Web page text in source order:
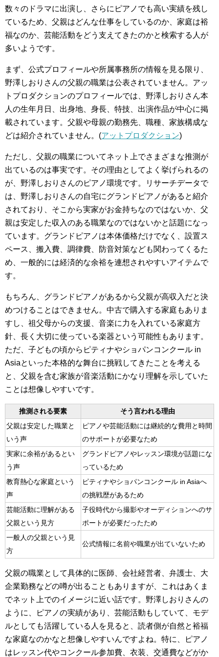
数々のドラマに出演し、さらにピアノでも高い実績を残し
ているため、父親はどんな仕事をしているのか、家庭は裕
福なのか、芸能活動をどう支えてきたのかと検索する人が
多いようです。
まず、公式プロフィールや所属事務所の情報を見る限り、
野澤しおりさんの父親の職業は公表されていません。アッ
トプロダクションのプロフィールでは、野澤しおりさん本
人の生年月日、出身地、身長、特技、出演作品が中心に掲
載されています。父親や母親の勤務先、職種、家族構成な
どは紹介されていません。(アットプロダクション)
ただし、父親の職業についてネット上でさまざまな推測が
出ているのは事実です。その理由としてよく挙げられるの
が、野澤しおりさんのピアノ環境です。リサーチデータで
は、野澤しおりさんの自宅にグランドピアノがあると紹介
されており、そこから実家がお金持ちなのではないか、父
親は安定した収入のある職業なのではないかと話題になっ
ています。グランドピアノは本体価格だけでなく、設置ス
ペース、搬入費、調律費、防音対策なども関わってくるた
め、一般的には経済的な余裕を連想されやすいアイテムで
す。
もちろん、グランドピアノがあるから父親が高収入だと決
めつけることはできません。中古で購入する家庭もありま
すし、祖父母からの支援、音楽に力を入れている家庭方
針、長く大切に使っている楽器という可能性もあります。
ただ、子どもの頃からピティナやショパンコンクール in
Asiaといった本格的な舞台に挑戦してきたことを考える
と、父親を含む家族が音楽活動にかなり理解を示していた
ことは想像しやすいです。
推測される要素
そう言われる理由
父親は安定した職業と
いう声
ピアノや芸能活動には継続的な費用と時間
のサポートが必要なため
実家に余裕があるとい
う声
グランドピアノやレッスン環境が話題にな
っているため
教育熱心な家庭という
声
ピティナやショパンコンクール in Asiaへ
の挑戦歴があるため
芸能活動に理解がある
父親という見方
子役時代から撮影やオーディションへのサ
ポートが必要だったため
一般人の父親という見
方
公式情報に名前や職業が出ていないため
父親の職業として具体的に医師、会社経営者、弁護士、大
企業勤務などの噂が出ることもありますが、これはあくま
でネット上でのイメージに近い話です。野澤しおりさんの
ように、ピアノの実績があり、芸能活動もしていて、モデ
ルとしても活躍している人を見ると、読者側が自然と裕福
な家庭なのかなと想像しやすいんですよね。特に、ピアノ
はレッスン代やコンクール参加費、衣装、交通費などがか